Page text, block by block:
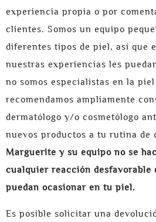
experiencia propia o por
clientes. Somos un equipo
diferentes tipos de piel, así que
nuestras experiencias les
no somos especialistas en la
recomendamos ampliamente
dermatólogo y/o cosmetólogo
nuevos productos a tu rutina de
Marguerite y su equipo no se
cualquier reacción desfavorable
puedan ocasionar en tu piel.
Es posible solicitar una